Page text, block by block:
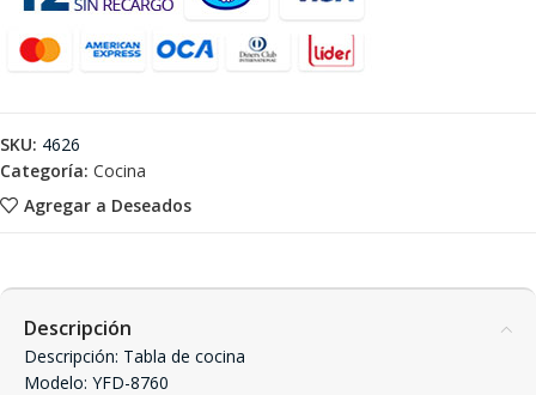
Agregar a Deseados
SKU: 4626
Categoría: Cocina
Descripción
Descripción: Tabla de cocina
Modelo: YFD-8760